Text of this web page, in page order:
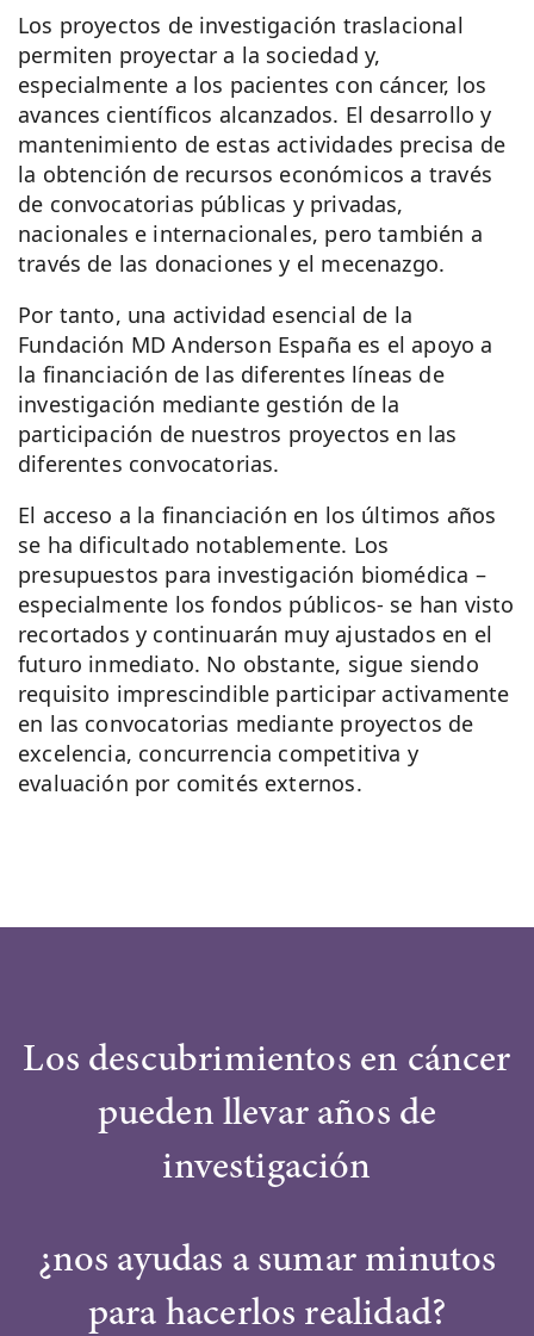
Los proyectos de investigación traslacional
permiten proyectar a la sociedad y,
especialmente a los pacientes con cáncer, los
avances científicos alcanzados. El desarrollo y
mantenimiento de estas actividades precisa de
la obtención de recursos económicos a través
de convocatorias públicas y privadas,
nacionales e internacionales, pero también a
través de las donaciones y el mecenazgo.
Por tanto, una actividad esencial de la
Fundación MD Anderson España es el apoyo a
la financiación de las diferentes líneas de
investigación mediante gestión de la
participación de nuestros proyectos en las
diferentes convocatorias.
El acceso a la financiación en los últimos años
se ha dificultado notablemente. Los
presupuestos para investigación biomédica –
especialmente los fondos públicos- se han visto
recortados y continuarán muy ajustados en el
futuro inmediato. No obstante, sigue siendo
requisito imprescindible participar activamente
en las convocatorias mediante proyectos de
excelencia, concurrencia competitiva y
evaluación por comités externos.
Los descubrimientos en cáncer
pueden llevar años de
investigación
¿nos ayudas a sumar minutos
para hacerlos realidad?